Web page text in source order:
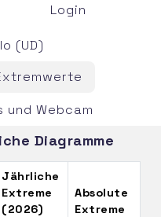
Login
(UD)
und Webcam
Diagramme
Jährliche
Extreme
(2026)
Absolute
Extreme